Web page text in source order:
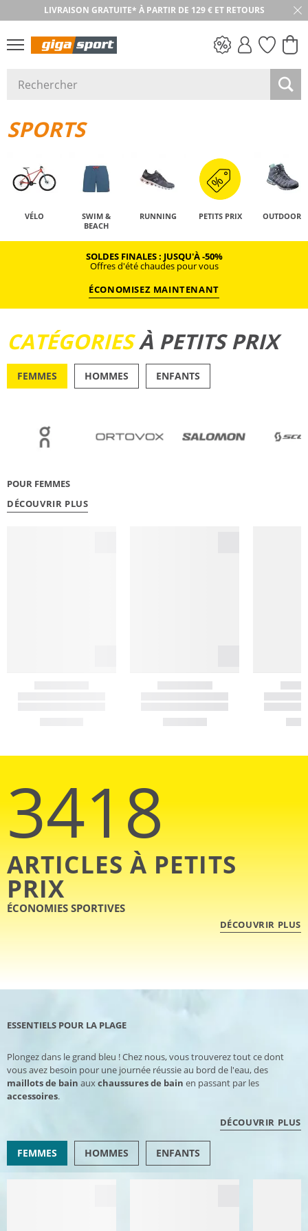
LIVRAISON GRATUITE* À PARTIR DE 129 € ET RETOURS
SPORTS
VÉLO
SWIM &
BEACH
RUNNING PETITS PRIX OUTDOOR
SOLDES FINALES : JUSQU'À -50%
Offres d'été chaudes pour vous
ÉCONOMISEZ MAINTENANT
CATÉGORIESÀ PETITS PRIX
FEMMES HOMMES ENFANTS
POUR FEMMES
DÉCOUVRIR PLUS
3418
ARTICLES À PETITS
PRIX
ÉCONOMIES SPORTIVES
DÉCOUVRIR PLUS
ESSENTIELS POUR LA PLAGE
Plongez dans le grand bleu ! Chez nous, vous trouverez tout ce dont
vous avez besoin pour une journée réussie au bord de l'eau, des
maillots de bain auxchaussures de bain en passant par les
accessoires.
DÉCOUVRIR PLUS
FEMMES HOMMES ENFANTS